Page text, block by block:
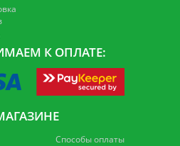
К ОПЛАТЕ:
Способы оплаты